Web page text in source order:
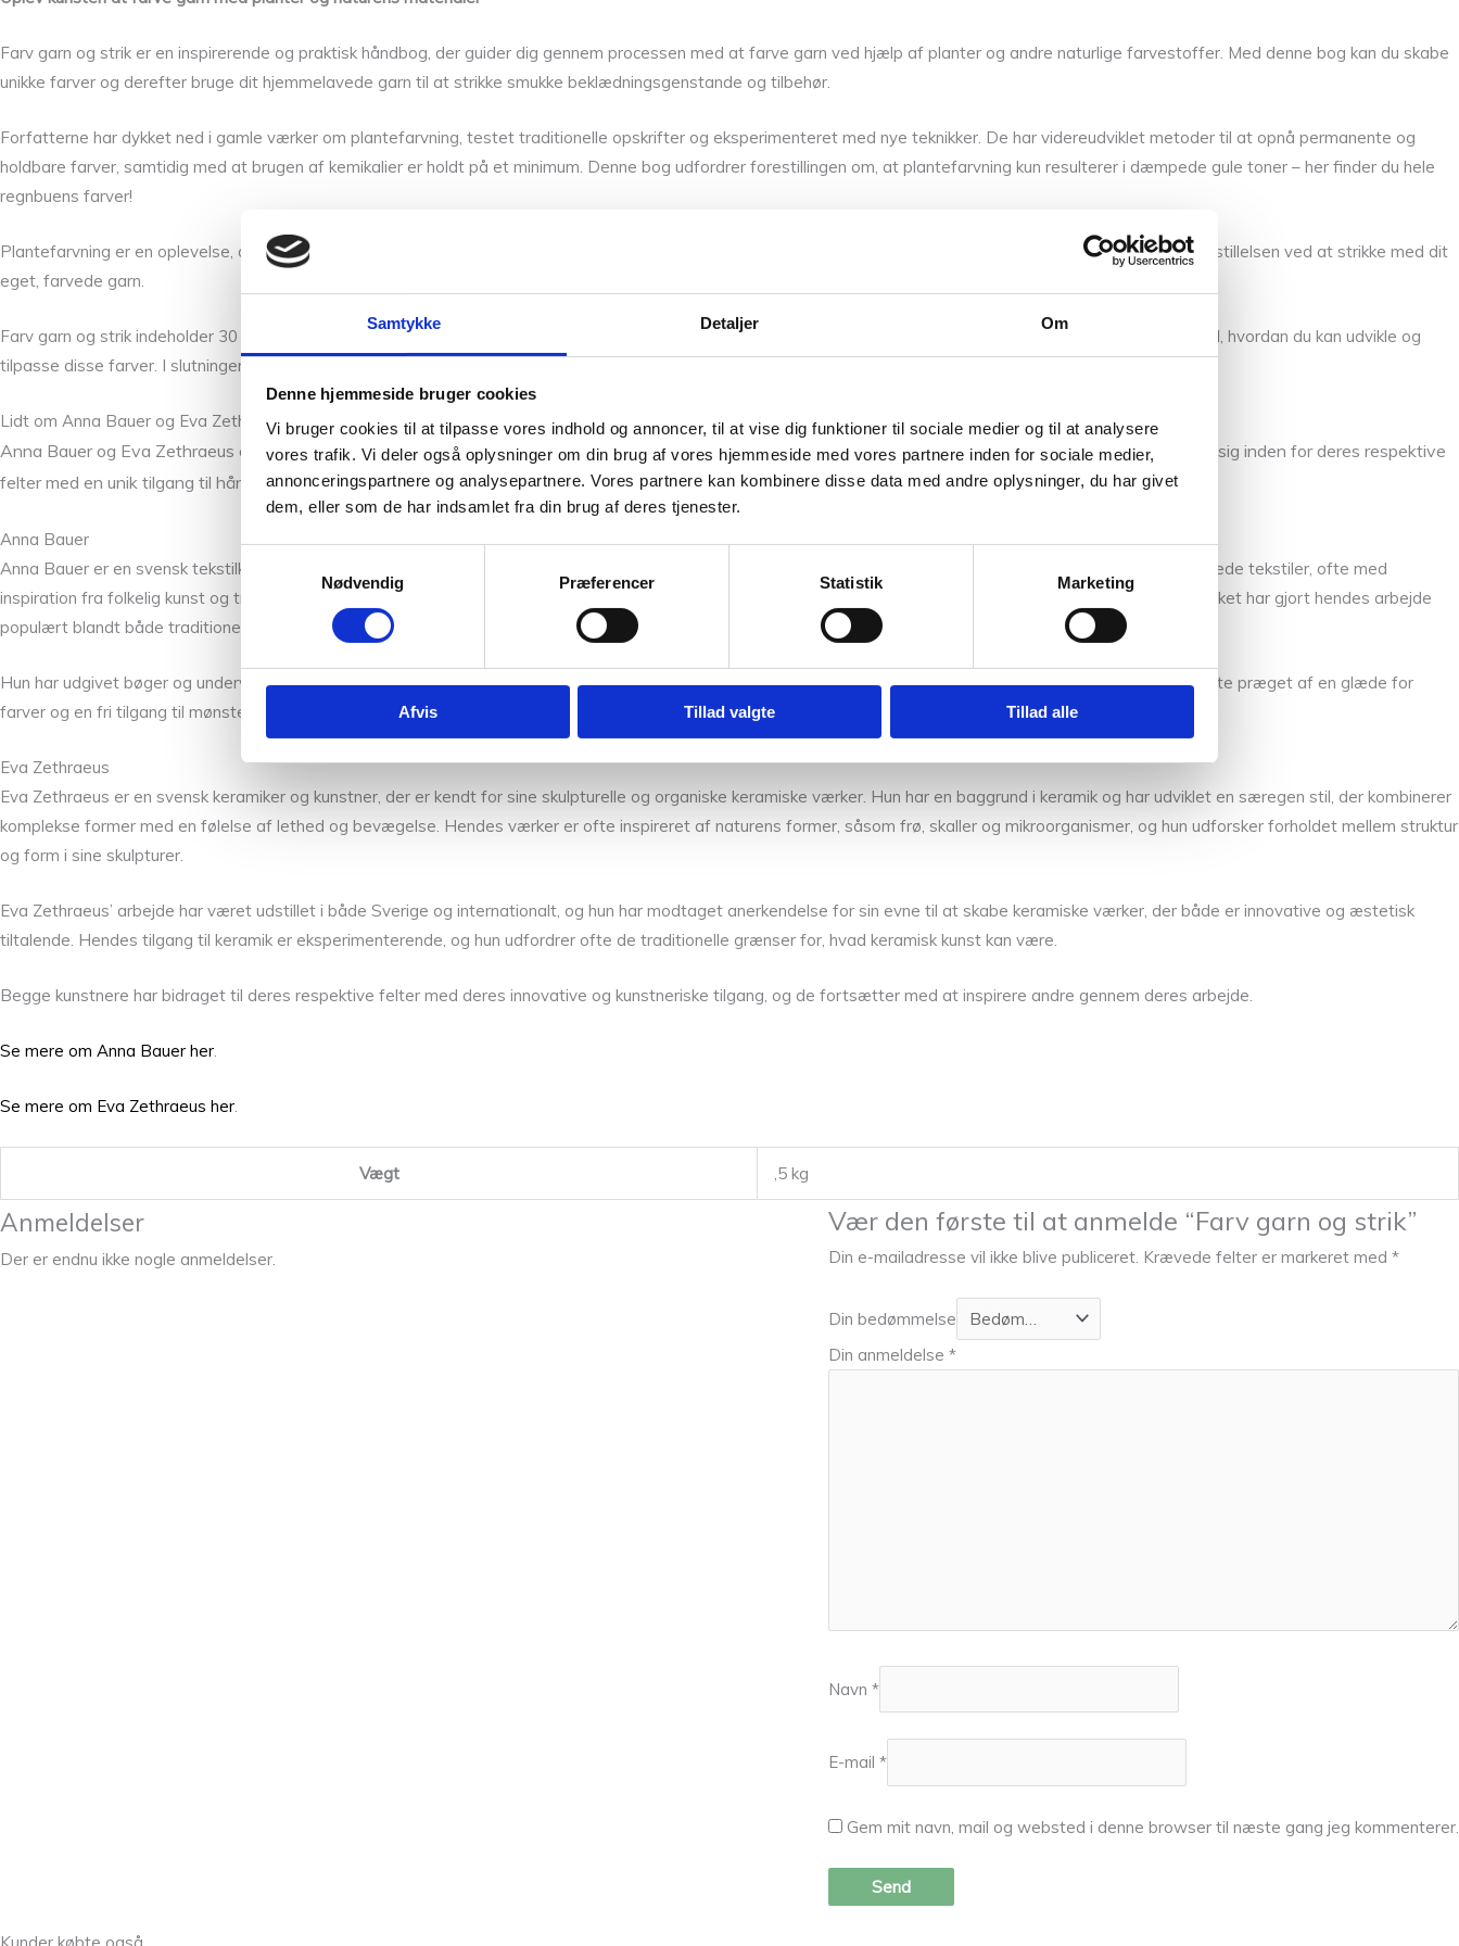
Samtykke Detaljer Om
Denne hjemmeside bruger cookies
Vi bruger cookies til at tilpasse vores indhold og annoncer, til at vise dig funktioner til sociale medier og til at analysere
vores trafik. Vi deler også oplysninger om din brug af vores hjemmeside med vores partnere inden for sociale medier,
annonceringspartnere og analysepartnere. Vores partnere kan kombinere disse data med andre oplysninger, du har givet
dem, eller som de har indsamlet fra din brug af deres tjenester.
Nødvendig
Præferencer Statistik Marketing
Afvis Tillad valgte Tillad alle
Farv garn og strik er en inspirerende og praktisk håndbog, der guider dig gennem processen med at farve garn ved hjælp af planter og andre naturlige farvestoffer. Med denne bog kan du skabe
unikke farver og derefter bruge dit hjemmelavede garn til at strikke smukke beklædningsgenstande og tilbehør.
Forfatterne har dykket ned i gamle værker om plantefarvning, testet traditionelle opskrifter og eksperimenteret med nye teknikker. De har videreudviklet metoder til at opnå permanente og
holdbare farver, samtidig med at brugen af kemikalier er holdt på et minimum. Denne bog udfordrer forestillingen om, at plantefarvning kun resulterer i dæmpede gule toner – her finder du hele
regnbuens farver!
Plantefarvning er en oplevelse, der kombinerer flere aspekter: farveteori, kemi, håndværk og glæden ved at udforske naturen og dens flora. Og ikke mindst tilfredsstillelsen ved at strikke med dit
eget, farvede garn.
Farv garn og strik indeholder 30 grundopskrifter på farver, der kan udvindes fra planter, lav, svampe og endda insekter. Derudover får du masser af tips og idéer til, hvordan du kan udvikle og
tilpasse disse farver. I slutningen af bogen finder du otte strikkeopskrifter på tøj og tilbehør, som du kan lave med dit plantefarvede garn.
Lidt om Anna Bauer og Eva Zethraeus
Anna Bauer og Eva Zethraeus er to svenske kunstnere og håndværkere, der er kendt for deres bidrag til tekstil- og kunstverdenen. De har hver især markeret sig inden for deres respektive
felter med en unik tilgang til håndværk og kunst.
Anna Bauer
Anna Bauer er en svensk tekstilkunstner og designer, der er kendt for sit arbejde med strikning og broderi. Hun har specialiseret sig i at skabe farverige og mønstrede tekstiler, ofte med
inspiration fra folkelig kunst og traditioner. Anna Bauer er især anerkendt for sin kreativitet og evne til at kombinere traditionelle teknikker med moderne udtryk, hvilket har gjort hendes arbejde
populært blandt både traditionelle håndarbejdsentusiaster og moderne designere.
Hun har udgivet bøger og undervist i forskellige teknikker inden for strikning og broderi, hvor hun deler ud af sin viden og passion for tekstiler. Hendes arbejde er ofte præget af en glæde for
farver og en fri tilgang til mønsterskabelse, hvilket gør hendes designs både legende og kunstnerisk udfordrende.
Eva Zethraeus
Eva Zethraeus er en svensk keramiker og kunstner, der er kendt for sine skulpturelle og organiske keramiske værker. Hun har en baggrund i keramik og har udviklet en særegen stil, der kombinerer
komplekse former med en følelse af lethed og bevægelse. Hendes værker er ofte inspireret af naturens former, såsom frø, skaller og mikroorganismer, og hun udforsker forholdet mellem struktur
og form i sine skulpturer.
Eva Zethraeus’ arbejde har været udstillet i både Sverige og internationalt, og hun har modtaget anerkendelse for sin evne til at skabe keramiske værker, der både er innovative og æstetisk
tiltalende. Hendes tilgang til keramik er eksperimenterende, og hun udfordrer ofte de traditionelle grænser for, hvad keramisk kunst kan være.
Begge kunstnere har bidraget til deres respektive felter med deres innovative og kunstneriske tilgang, og de fortsætter med at inspirere andre gennem deres arbejde.
Se mere om Anna Bauer her
Se mere om Eva Zethraeus her
Vægt ,5 kg
Anmeldelser
Der er endnu ikke nogle anmeldelser.
Vær den første til at anmelde “Farv garn og strik”
Din e-mailadresse vil ikke blive publiceret. Krævede felter er markeret med *
Din bedømmelse
Din anmeldelse *
Navn *
E-mail *
Gem mit navn, mail og websted i denne browser til næste gang jeg kommenterer.